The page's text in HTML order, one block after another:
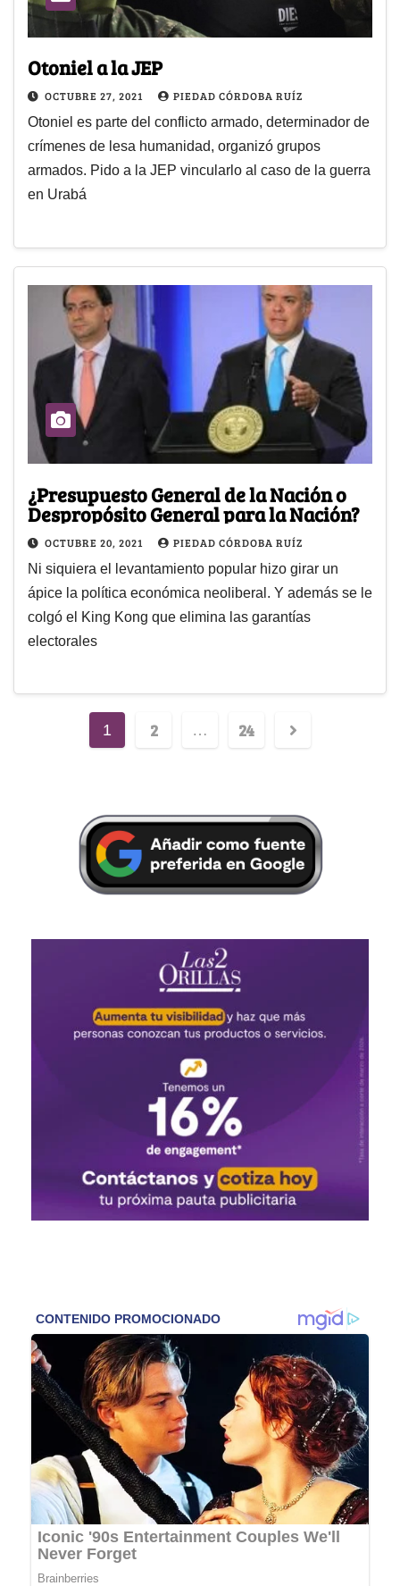
Otoniel a la JEP
OCTUBRE 27, 2021 PIEDAD CÓRDOBA RUÍZ
Otoniel es parte del conflicto armado, determinador de
crímenes de lesa humanidad, organizó grupos
armados. Pido a la JEP vincularlo al caso de la guerra
en Urabá
¿Presupuesto General de la Nación o
Despropósito General para la Nación?
OCTUBRE 20, 2021 PIEDAD CÓRDOBA RUÍZ
Ni siquiera el levantamiento popular hizo girar un
ápice la política económica neoliberal. Y además se le
colgó el King Kong que elimina las garantías
electorales
1 2 … 24